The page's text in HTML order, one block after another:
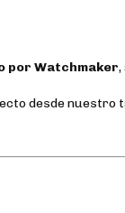
por Watchmaker,
desde nuestro